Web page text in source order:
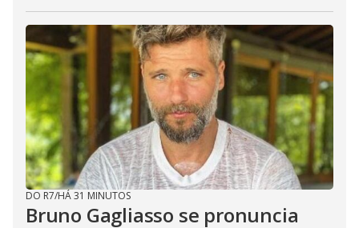
DO R7/HÁ 31 MINUTOS
Bruno Gagliasso se pronuncia